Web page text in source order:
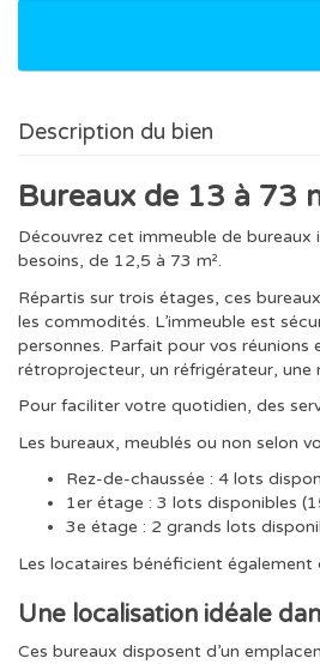
Description du bien
Bureaux de 13 à 73
Découvrez cet immeuble de
besoins, de 12,5 à 73 m².
Répartis sur trois étages, ces
les commodités. L’immeuble est
personnes. Parfait pour vos
rétroprojecteur, un réfrigérateur, une
Pour faciliter votre quotidien, des
Les bureaux, meublés ou non selon
Rez-de-chaussée : 4 lots
1er étage : 3 lots disponibles
3e étage : 2 grands lots
Les locataires bénéficient également
Une localisation idéale
Ces bureaux disposent d’un